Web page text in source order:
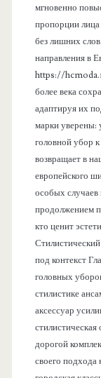
мгновенно
пропорции лица
без лишних
направления в
https://
более века
адаптируя их
марки уверены:
головной убор
возвращает в
европейского
особых
продолжением
кто ценит
под контекст
головных
стилистике
аксессуар
дорогой
своего подхода